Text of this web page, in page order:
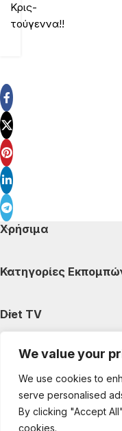
We value your
We use cookies to
serve personalised
By clicking "Accept
cookies.
Κρις-
τούγεννα!!
Χρήσιμα
Κατηγορίες
Diet TV
Κατηγορίες Άρθρων
Ακολουθήστε μας